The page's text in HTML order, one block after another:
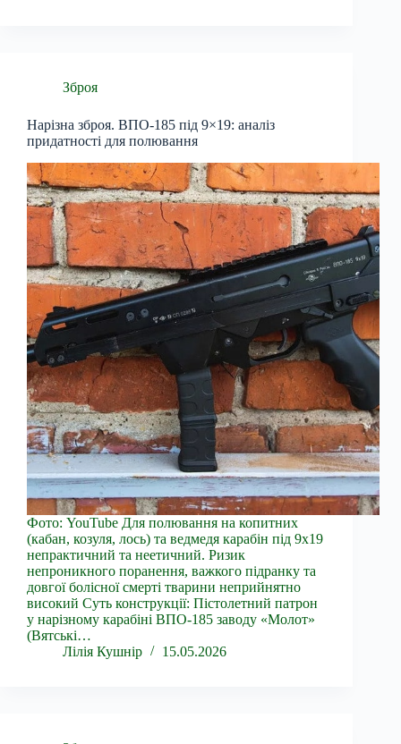
Зброя
Нарізна зброя. ВПО-185 під 9×19: аналіз
придатності для полювання
Фото: YouTube Для полювання на копитних
(кабан, козуля, лось) та ведмедя карабін під 9х19
непрактичний та неетичний. Ризик
непроникного поранення, важкого підранку та
довгої болісної смерті тварини неприйнятно
високий Суть конструкції: Пістолетний патрон
у нарізному карабіні ВПО-185 заводу «Молот»
(Вятські…
Лілія Кушнір
15.05.2026